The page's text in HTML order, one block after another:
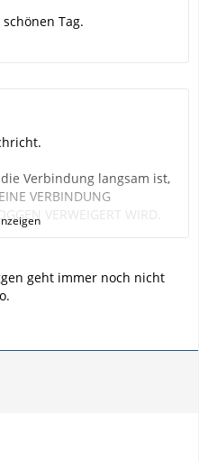
Tag.
Verbindung langsam ist,
VERBINDUNG
VERWEIGERT WIRD.
geht immer noch nicht